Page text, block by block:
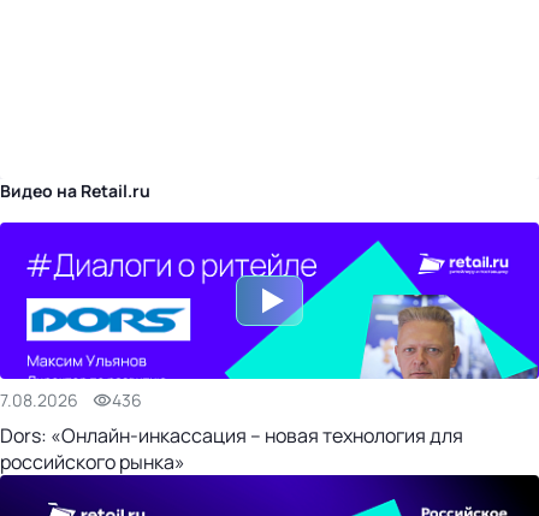
Видео на Retail.ru
7.08.2026 436
Dors: «Онлайн-инкассация – новая технология для
российского рынка»